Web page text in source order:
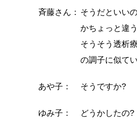
斉藤さん： そうだといい
かちょっと違
そうそう透析
の調子に似て
あや子： そうですか?
ゆみ子： どうかしたの?